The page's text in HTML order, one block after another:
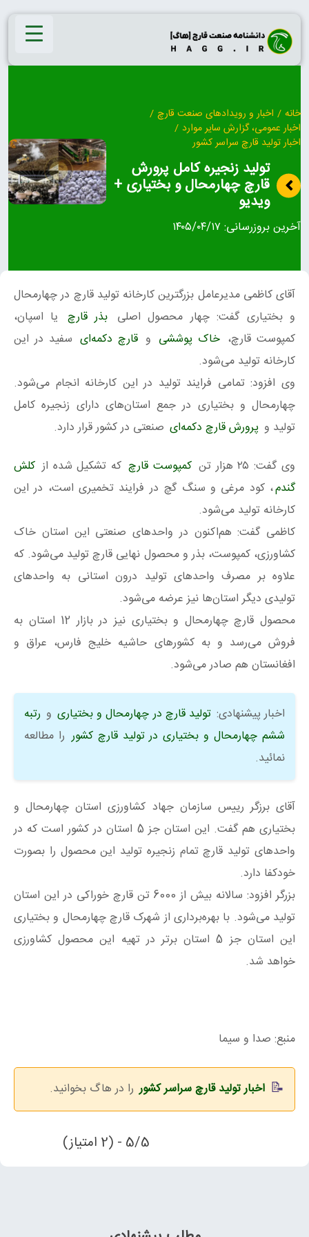
Skip
content
خانه / اخبار و رویدادهای صنعت قارچ /
اخبار عمومی، گزارش سایر موارد /
اخبار تولید قارچ سراسر کشور
تولید زنجیره کامل پرورش
قارچ چهارمحال و بختیاری +
ویدیو
آخرین بروزرسانی: ۱۴۰۵/۰۴/۱۷
آقای کاظمی مدیرعامل بزرگترین کارخانه تولید قارچ در چهارمحال
و بختیاری گفت: چهار محصول اصلی بذر قارچ یا اسپان،
کمپوست قارچ، خاک پوششی و قارچ دکمه‌ای سفید در این
کارخانه تولید می‌شود.
وی افزود: تمامی فرایند تولید در این کارخانه انجام می‌شود.
چهارمحال و بختیاری در جمع استان‌های دارای زنجیره کامل
تولید و پرورش قارچ دکمه‌ای صنعتی در کشور قرار دارد.
وی گفت: ۲۵ هزار تن کمپوست قارچ که تشکیل شده از کلش
گندم، کود مرغی و سنگ گچ در فرایند تخمیری است، در این
کارخانه تولید می‌شود.
کاظمی گفت: هم‌اکنون در واحد‌های صنعتی این استان خاک
کشاورزی، کمپوست، بذر و محصول نهایی قارچ تولید می‌شود. که
علاوه بر مصرف واحد‌های تولید درون استانی به واحد‌های
تولیدی دیگر استان‌ها نیز عرضه می‌شود.
محصول قارچ چهارمحال و بختیاری نیز در بازار 12 استان به
فروش می‌رسد و به کشور‌های حاشیه خلیج فارس، عراق و
افغانستان هم صادر می‌شود.
اخبار پیشنهادی: توليد قارچ در چهارمحال و بختياری و رتبه
ششم چهارمحال و بختیاری در تولید قارچ کشور را مطالعه
نمائید.
آقای برزگر رییس سازمان جهاد کشاورزی استان چهارمحال و
بختیاری هم گفت. این استان جز 5 استان در کشور است که در
واحد‌های تولید قارچ تمام زنجیره تولید این محصول را بصورت
خودکفا دارد.
بزرگر افزود: سالانه بیش از 6000 تن قارچ خوراکی در این استان
تولید می‌شود. با بهره‌برداری از شهرک قارچ چهارمحال و بختیاری
این استان جز 5 استان برتر در تهیه این محصول کشاورزی
خواهد شد.
منبع: صدا و سیما
اخبار تولید قارچ سراسر کشور را در هاگ بخوانید.
5/5 - (2 امتیاز)